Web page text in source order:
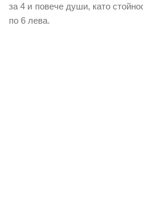
за 4 и повече души, като
по 6 лева.